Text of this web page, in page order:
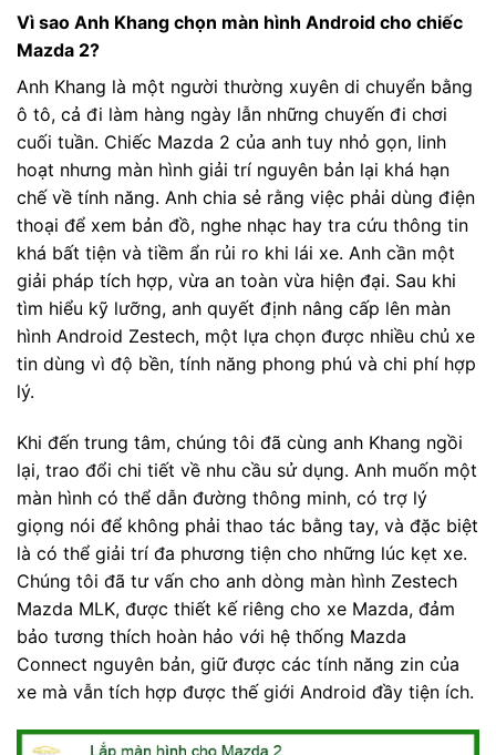
Vì sao Anh Khang chọn màn hình Android cho chiếc
Mazda 2?
Anh Khang là một người thường xuyên di chuyển bằng
ô tô, cả đi làm hàng ngày lẫn những chuyến đi chơi
cuối tuần. Chiếc Mazda 2 của anh tuy nhỏ gọn, linh
hoạt nhưng màn hình giải trí nguyên bản lại khá hạn
chế về tính năng. Anh chia sẻ rằng việc phải dùng điện
thoại để xem bản đồ, nghe nhạc hay tra cứu thông tin
khá bất tiện và tiềm ẩn rủi ro khi lái xe. Anh cần một
giải pháp tích hợp, vừa an toàn vừa hiện đại. Sau khi
tìm hiểu kỹ lưỡng, anh quyết định nâng cấp lên màn
hình Android Zestech, một lựa chọn được nhiều chủ xe
tin dùng vì độ bền, tính năng phong phú và chi phí hợp
lý.
Khi đến trung tâm, chúng tôi đã cùng anh Khang ngồi
lại, trao đổi chi tiết về nhu cầu sử dụng. Anh muốn một
màn hình có thể dẫn đường thông minh, có trợ lý
giọng nói để không phải thao tác bằng tay, và đặc biệt
là có thể giải trí đa phương tiện cho những lúc kẹt xe.
Chúng tôi đã tư vấn cho anh dòng màn hình Zestech
Mazda MLK, được thiết kế riêng cho xe Mazda, đảm
bảo tương thích hoàn hảo với hệ thống Mazda
Connect nguyên bản, giữ được các tính năng zin của
xe mà vẫn tích hợp được thế giới Android đầy tiện ích.